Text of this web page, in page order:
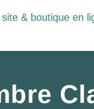
& boutique en